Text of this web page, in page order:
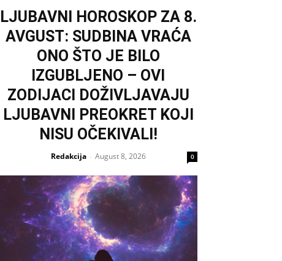
LJUBAVNI HOROSKOP ZA 8.
AVGUST: SUDBINA VRAĆA
ONO ŠTO JE BILO
IZGUBLJENO – OVI
ZODIJACI DOŽIVLJAVAJU
LJUBAVNI PREOKRET KOJI
NISU OČEKIVALI!
Redakcija - August 8, 2026 0